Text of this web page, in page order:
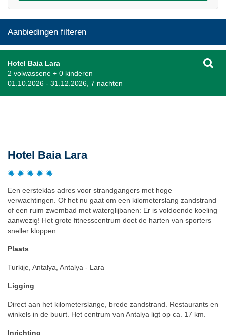
Aanbiedingen filteren
Hotel Baia Lara
2 volwassene + 0 kinderen
01.10.2026 - 31.12.2026, 7 nachten
Hotel Baia Lara
Een eersteklas adres voor strandgangers met hoge
verwachtingen. Of het nu gaat om een kilometerslang zandstrand
of een ruim zwembad met waterglijbanen: Er is voldoende koeling
aanwezig! Het grote fitnesscentrum doet de harten van sporters
sneller kloppen.
Plaats
Turkije, Antalya, Antalya - Lara
Ligging
Direct aan het kilometerslange, brede zandstrand. Restaurants en
winkels in de buurt. Het centrum van Antalya ligt op ca. 17 km.
Inrichting